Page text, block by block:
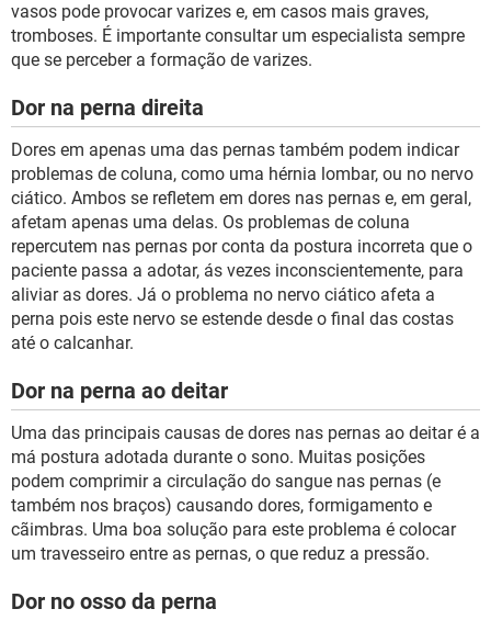
vasos pode provocar varizes e, em casos mais graves,
tromboses. É importante consultar um especialista sempre
que se perceber a formação de varizes.
Dor na perna direita
Dores em apenas uma das pernas também podem indicar
problemas de coluna, como uma hérnia lombar, ou no nervo
ciático. Ambos se refletem em dores nas pernas e, em geral,
afetam apenas uma delas. Os problemas de coluna
repercutem nas pernas por conta da postura incorreta que o
paciente passa a adotar, ás vezes inconscientemente, para
aliviar as dores. Já o problema no nervo ciático afeta a
perna pois este nervo se estende desde o final das costas
até o calcanhar.
Dor na perna ao deitar
Uma das principais causas de dores nas pernas ao deitar é a
má postura adotada durante o sono. Muitas posições
podem comprimir a circulação do sangue nas pernas (e
também nos braços) causando dores, formigamento e
cãimbras. Uma boa solução para este problema é colocar
um travesseiro entre as pernas, o que reduz a pressão.
Dor no osso da perna